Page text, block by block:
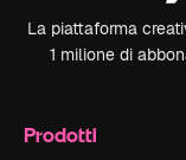
La piattaforma
1 milione di
Prodotti